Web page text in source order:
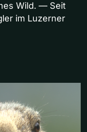
Wild. — Seit
im Luzerner